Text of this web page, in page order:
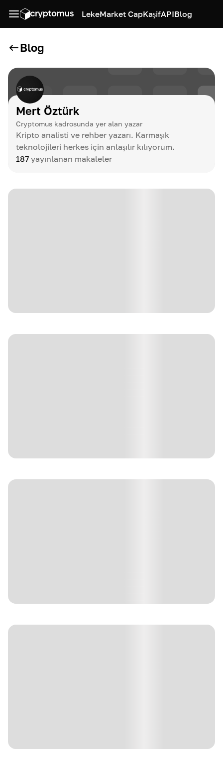
LekeMarket CapKaşifAPIBlog
Blog
Mert Öztürk
Cryptomus kadrosunda yer alan yazar
Kripto analisti ve rehber yazarı. Karmaşık
teknolojileri herkes için anlaşılır kılıyorum.
187 yayınlanan makaleler